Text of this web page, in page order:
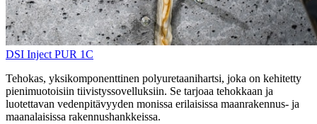
DSI Inject PUR 1C
Tehokas, yksikomponenttinen polyuretaanihartsi, joka on kehitetty
pienimuotoisiin tiivistyssovelluksiin. Se tarjoaa tehokkaan ja
luotettavan vedenpitävyyden monissa erilaisissa maanrakennus- ja
maanalaisissa rakennushankkeissa.